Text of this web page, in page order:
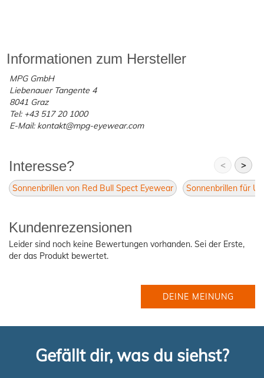
Informationen zum Hersteller
MPG GmbH
Liebenauer Tangente 4
8041 Graz
Tel: +43 517 20 1000
E-Mail: kontakt@mpg-eyewear.com
Interesse? < >
Sonnenbrillen von Red Bull Spect Eyewear Sonnenbrillen für
Kundenrezensionen
Leider sind noch keine Bewertungen vorhanden. Sei der Erste,
der das Produkt bewertet.
DEINE MEINUNG
Gefällt dir, was du siehst?